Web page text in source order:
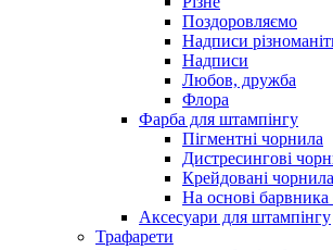
Поздоровляємо
Надписи
Надписи
Любов, дружба
Флора
Фарба для штампінгу
Пігментні чорнила
Дистресингові
Крейдовані чорнила
На основі
Аксесуари для штампінгу
Трафарети